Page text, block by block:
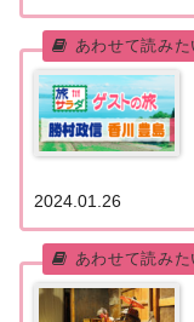
2024.01.26